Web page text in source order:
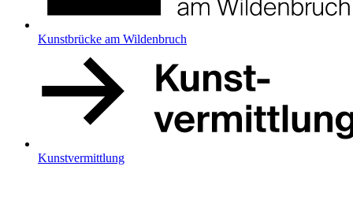
Kunstbrücke am Wildenbruch
Kunstvermittlung